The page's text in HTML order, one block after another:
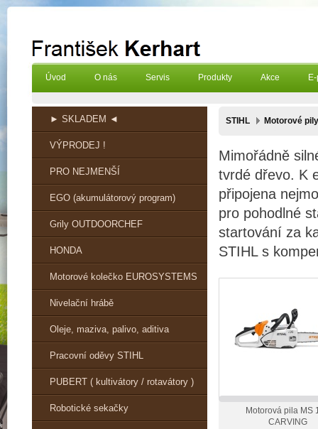
Úvod O nás Servis Produkty Akce
► SKLADEM ◄
VÝPRODEJ !
PRO NEJMENŠÍ
EGO (akumulátorový program)
Grily OUTDOORCHEF
HONDA
Motorové kolečko EUROSYSTEMS
Nivelační hrábě
Oleje, maziva, palivo, aditiva
Pracovní oděvy STIHL
PUBERT ( kultivátory / rotavátory )
Robotické sekačky
STIHL Motorové pily
Mimořádně
tvrdé dřevo. K
připojena
pro pohodlné
startování za
STIHL s
Motorová pila MS
CARVING